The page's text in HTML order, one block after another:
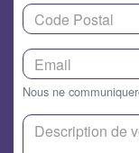
Nous ne